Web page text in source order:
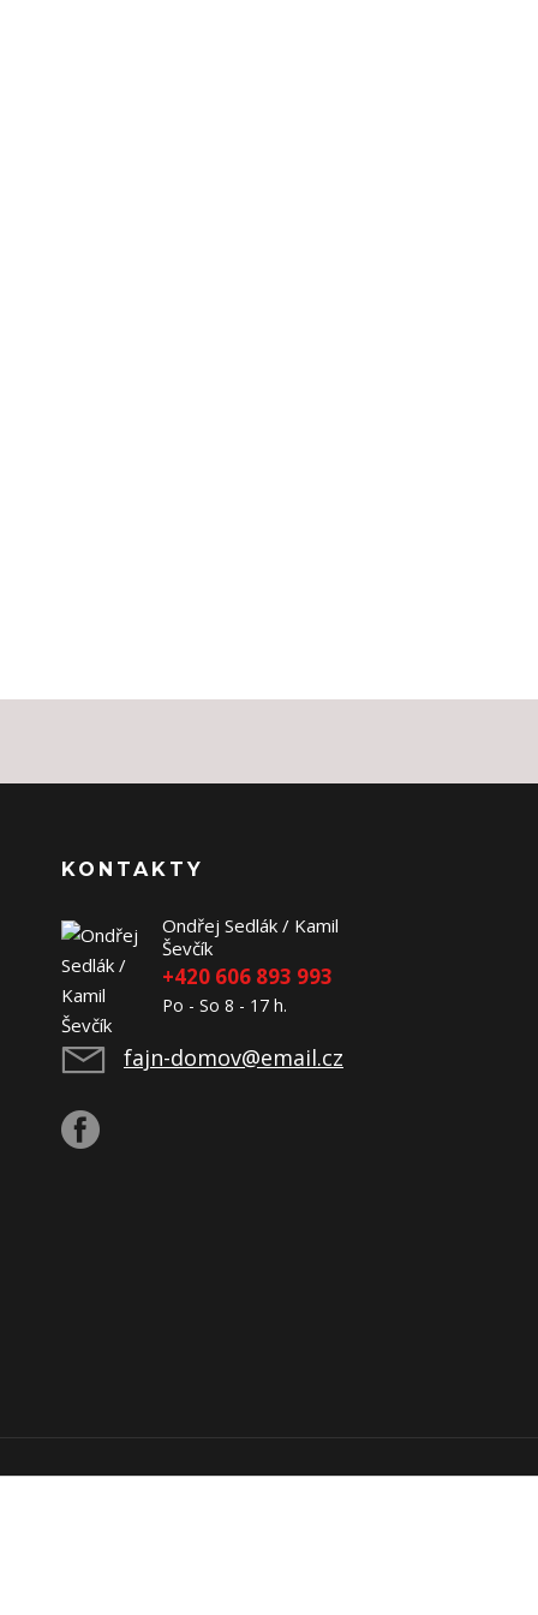
KONTAKTY
Ondřej Sedlák / Kamil
Ševčík
+420 606 893 993
Po - So 8 - 17 h.
fajn-domov@email.cz